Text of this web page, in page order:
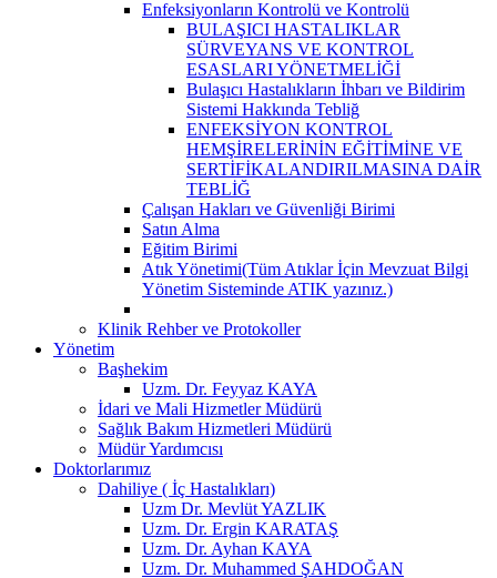
Enfeksiyonların Kontrolü ve Kontrolü
BULAŞICI HASTALIKLAR
SÜRVEYANS VE KONTROL
ESASLARI YÖNETMELİĞİ
Bulaşıcı Hastalıkların İhbarı ve Bildirim
Sistemi Hakkında Tebliğ
ENFEKSİYON KONTROL
HEMŞİRELERİNİN EĞİTİMİNE VE
SERTİFİKALANDIRILMASINA DAİR
TEBLİĞ
Çalışan Hakları ve Güvenliği Birimi
Satın Alma
Eğitim Birimi
Atık Yönetimi(Tüm Atıklar İçin Mevzuat Bilgi
Yönetim Sisteminde ATIK yazınız.)
Klinik Rehber ve Protokoller
Yönetim
Başhekim
Uzm. Dr. Feyyaz KAYA
İdari ve Mali Hizmetler Müdürü
Sağlık Bakım Hizmetleri Müdürü
Müdür Yardımcısı
Doktorlarımız
Dahiliye ( İç Hastalıkları)
Uzm Dr. Mevlüt YAZLIK
Uzm. Dr. Ergin KARATAŞ
Uzm. Dr. Ayhan KAYA
Uzm. Dr. Muhammed ŞAHDOĞAN